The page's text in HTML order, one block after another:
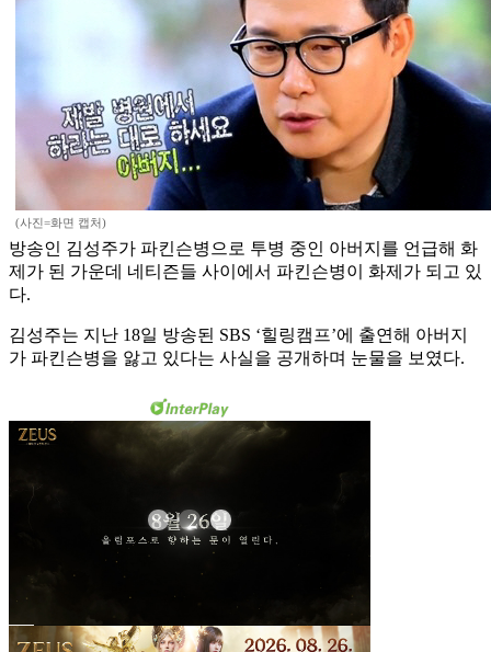
(사진=화면 캡처)
방송인 김성주가 파킨슨병으로 투병 중인 아버지를 언급해 화
제가 된 가운데 네티즌들 사이에서 파킨슨병이 화제가 되고 있
다.
김성주는 지난 18일 방송된 SBS ‘힐링캠프’에 출연해 아버지
가 파킨슨병을 앓고 있다는 사실을 공개하며 눈물을 보였다.